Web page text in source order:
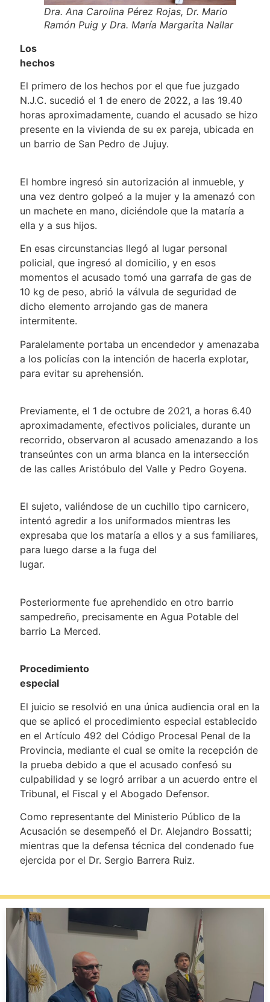
Dra. Ana Carolina Pérez Rojas, Dr. Mario
Ramón Puig y Dra. María Margarita Nallar
Los
hechos
El primero de los hechos por el que fue juzgado
N.J.C. sucedió el 1 de enero de 2022, a las 19.40
horas aproximadamente, cuando el acusado se hizo
presente en la vivienda de su ex pareja, ubicada en
un barrio de San Pedro de Jujuy.
El hombre ingresó sin autorización al inmueble, y
una vez dentro golpeó a la mujer y la amenazó con
un machete en mano, diciéndole que la mataría a
ella y a sus hijos.
En esas circunstancias llegó al lugar personal
policial, que ingresó al domicilio, y en esos
momentos el acusado tomó una garrafa de gas de
10 kg de peso, abrió la válvula de seguridad de
dicho elemento arrojando gas de manera
intermitente.
Paralelamente portaba un encendedor y amenazaba
a los policías con la intención de hacerla explotar,
para evitar su aprehensión.
Previamente, el 1 de octubre de 2021, a horas 6.40
aproximadamente, efectivos policiales, durante un
recorrido, observaron al acusado amenazando a los
transeúntes con un arma blanca en la intersección
de las calles Aristóbulo del Valle y Pedro Goyena.
El sujeto, valiéndose de un cuchillo tipo carnicero,
intentó agredir a los uniformados mientras les
expresaba que los mataría a ellos y a sus familiares,
para luego darse a la fuga del
lugar.
Posteriormente fue aprehendido en otro barrio
sampedreño, precisamente en Agua Potable del
barrio La Merced.
Procedimiento
El juicio se resolvió en una única audiencia oral en la
que se aplicó el procedimiento especial establecido
en el Artículo 492 del Código Procesal Penal de la
Provincia, mediante el cual se omite la recepción de
la prueba debido a que el acusado confesó su
culpabilidad y se logró arribar a un acuerdo entre el
Tribunal, el Fiscal y el Abogado Defensor.
Como representante del Ministerio Público de la
Acusación se desempeñó el Dr. Alejandro Bossatti;
mientras que la defensa técnica del condenado fue
ejercida por el Dr. Sergio Barrera Ruiz.